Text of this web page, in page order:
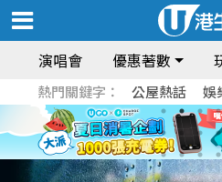
演唱會 優惠著數
熱門關鍵字： 公屋熱話 娛